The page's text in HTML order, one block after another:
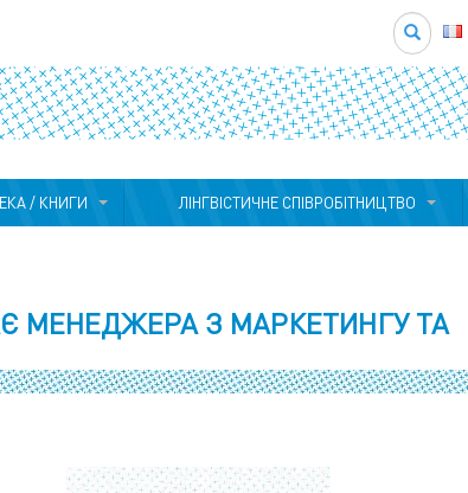
Search
/ КНИГИ ЛІНГВІСТИЧНЕ СПІВРОБІТНИЦТВО
МЕНЕДЖЕРА З МАРКЕТИНГУ ТА